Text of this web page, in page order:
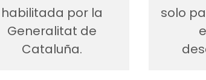
habilitada por la
Generalitat de
Cataluña.
solo